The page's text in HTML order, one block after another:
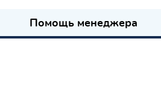
Помощь менеджера